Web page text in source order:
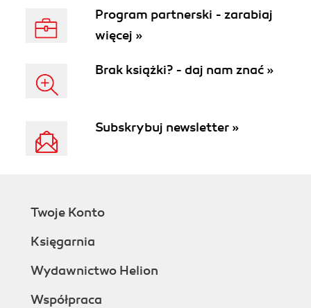
Program partnerski - zarabiaj
więcej »
Brak książki? - daj nam znać »
Subskrybuj newsletter »
Twoje Konto
Księgarnia
Wydawnictwo Helion
Współpraca